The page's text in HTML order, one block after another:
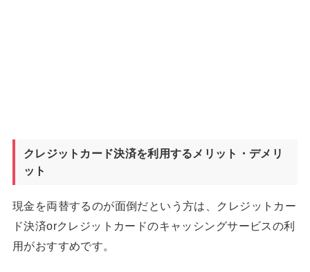
クレジットカード決済を利用するメリット・デメリ
ット
現金を両替するのが面倒だという方は、クレジットカー
ド決済orクレジットカードのキャッシングサービスの利
用がおすすめです。